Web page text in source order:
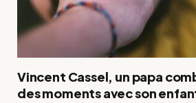
Vincent Cassel, un papa
des moments avec son